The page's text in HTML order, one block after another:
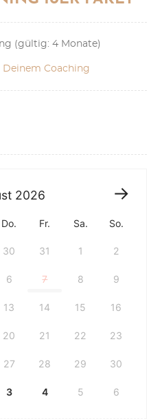
Darm-
(gültig: 4 Monate)
Coaching
2026
Do. Fr. Sa. So.
30 31 1 2
6 7 8 9
13 14 15 16
20 21 22 23
27 28 29 30
3 4 5 6